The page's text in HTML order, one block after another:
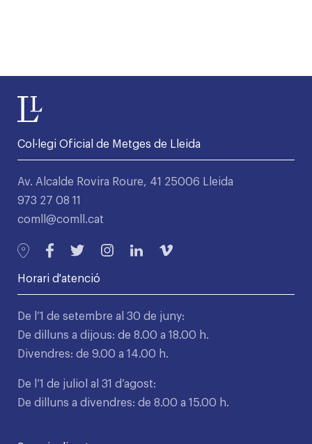
Col·legi Oficial de Metges de Lleida
Av. Alcalde Rovira Roure, 41 25006 Lleida
973 27 08 11
comll@comll.cat
Horari d'atenció
De l’1 de setembre al 30 de juny:
De dilluns a dijous: de 8.00 a 18.00 h.
Divendres: de 9.00 a 14.00 h.
De l’1 de juliol al 31 d’agost:
De dilluns a divendres: de 8.00 a 15.00 h.